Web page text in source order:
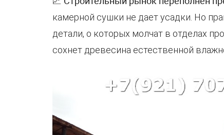
камерной сушки не дает усадки. Но
детали, о которых молчат в отделах
сохнет древесина естественной